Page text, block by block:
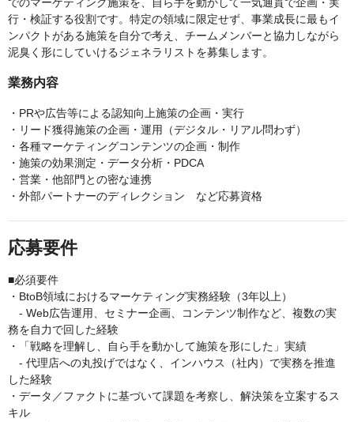
でのマーケティング施策を、自ら手を動かして一気通貫で企画・実
行・検証する役割です。特定の領域に限定せず、事業成長に最もイ
ンパクトがある施策を自分で考え、チームメンバーと協力しながら
泥臭く形にしていけるジェネラリストを募集します。
業務内容
・PRや広告等による認知向上施策の企画・実行
・リード獲得施策の企画・運用（デジタル・リアル問わず）
・各種マーケティングコンテンツの企画・制作
・施策の効果測定・データ分析・PDCA
・営業・他部門との密な連携
・外部パートナーのディレクション など応募資格
応募要件
■必須要件
・BtoB領域におけるマーケティング実務経験（3年以上）
- Web広告運用、セミナー企画、コンテンツ制作など、複数の実
務を自力で回した経験
・「戦略を理解し、自ら手を動かして施策を形にした」実績
- 代理店への丸投げではなく、インハウス（社内）で実務を推進
した経験
・データ／ファクトに基づいて課題を考察し、解決策を立案するス
キル